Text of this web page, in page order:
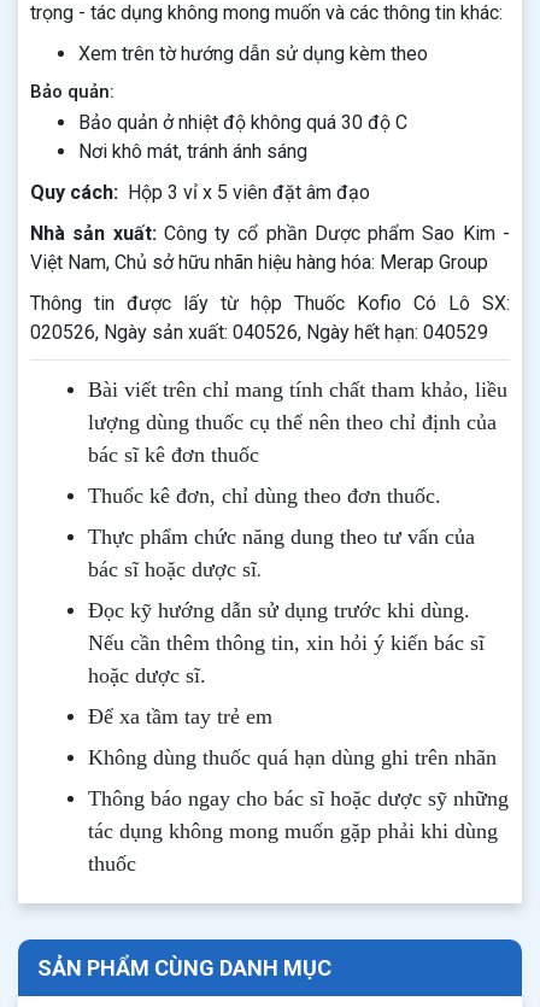
trọng - tác dụng không mong muốn và các thông tin khác:
Xem trên tờ hướng dẫn sử dụng kèm theo
Bảo quản:
Bảo quản ở nhiệt độ không quá 30 độ C
Nơi khô mát, tránh ánh sáng
Quy cách: Hộp 3 vỉ x 5 viên đặt âm đạo
Nhà sản xuất: Công ty cổ phần Dược phẩm Sao Kim -
Việt Nam, Chủ sở hữu nhãn hiệu hàng hóa: Merap Group
Thông tin được lấy từ hộp Thuốc Kofio Có Lô SX:
020526, Ngày sản xuất: 040526, Ngày hết hạn: 040529
Bài viết trên chỉ mang tính chất tham khảo, liều
lượng dùng thuốc cụ thể nên theo chỉ định của
bác sĩ kê đơn thuốc
Thuốc kê đơn, chỉ dùng theo đơn thuốc.
Thực phẩm chức năng dung theo tư vấn của
bác sĩ hoặc dược sĩ.
Đọc kỹ hướng dẫn sử dụng trước khi dùng.
Nếu cần thêm thông tin, xin hỏi ý kiến bác sĩ
hoặc dược sĩ.
Để xa tầm tay trẻ em
Không dùng thuốc quá hạn dùng ghi trên nhãn
Thông báo ngay cho bác sĩ hoặc dược sỹ những
tác dụng không mong muốn gặp phải khi dùng
thuốc
SẢN PHẨM CÙNG DANH MỤC